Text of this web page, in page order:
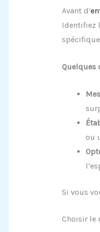
Avant d’
Identifiez
Quelques
ou
Si vous
Choisir le